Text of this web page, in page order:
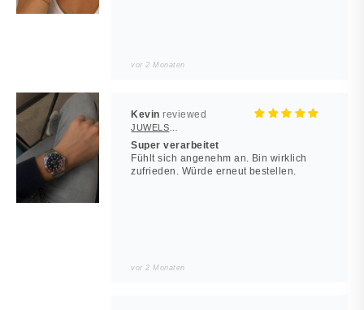
vor 2 Monaten
Kevin
Super verarbeitet
Fühlt sich angenehm an. Bin wirklich
zufrieden. Würde erneut bestellen.
vor 2 Monaten